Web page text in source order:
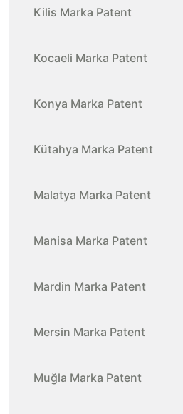
Kilis Marka Patent
Kocaeli Marka Patent
Konya Marka Patent
Kütahya Marka Patent
Malatya Marka Patent
Manisa Marka Patent
Mardin Marka Patent
Mersin Marka Patent
Muğla Marka Patent